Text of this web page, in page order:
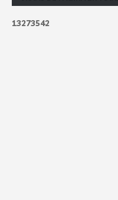
13273542